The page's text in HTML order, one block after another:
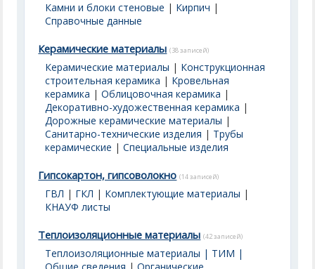
Камни и блоки стеновые | Кирпич |
Справочные данные
Керамические материалы (38 записей)
Керамические материалы | Конструкционная
строительная керамика | Кровельная
керамика |Облицовочная керамика |
Декоративно-художественная керамика |
Дорожные керамические материалы |
Санитарно-технические изделия | Трубы
керамические |Специальные изделия
Гипсокартон, гипсоволокно (14 записей)
ГВЛ | ГКЛ | Комплектующие материалы |
КНАУФ листы
Теплоизоляционные материалы (42 записей)
Теплоизоляционные материалы | ТИМ |